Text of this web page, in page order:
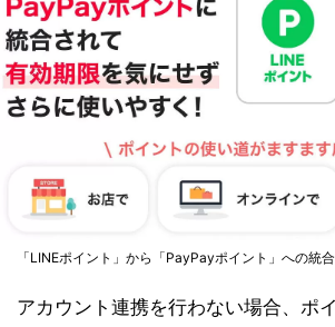
「LINEポイント」から「PayPayポイント」への統
アカウント連携を行わない場合、ポ